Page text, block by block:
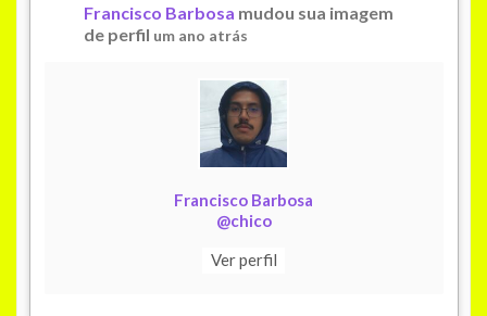
Francisco Barbosa mudou sua imagem
de perfil um ano atrás
Francisco Barbosa
@chico
Ver perfil